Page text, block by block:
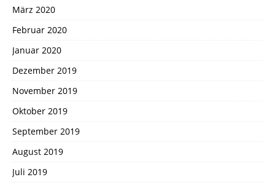
März 2020
Februar 2020
Januar 2020
Dezember 2019
November 2019
Oktober 2019
September 2019
August 2019
Juli 2019